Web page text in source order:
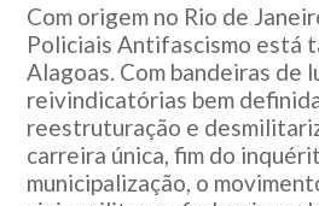
Com origem no Rio de
Policiais Antifascismo está
Alagoas. Com bandeiras de
reivindicatórias bem
reestruturação e
carreira única, fim do
municipalização, o